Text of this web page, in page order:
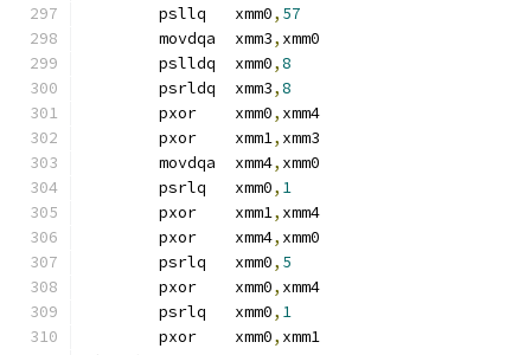
	psllq	xmm0
, 57
	movdqa	xmm3
, xmm0
	pslldq	xmm0
,8
	psrldq	xmm3
,8
	pxor	xmm0
, xmm4
	pxor	xmm1
, xmm3
	movdqa	xmm4
, xmm0
	psrlq	xmm0
, 1
	pxor	xmm1
, xmm4
	pxor	xmm4
, xmm0
	psrlq	xmm0
, 5
	pxor	xmm0
, xmm4
	psrlq	xmm0
, 1
	pxor	xmm0
, xmm1